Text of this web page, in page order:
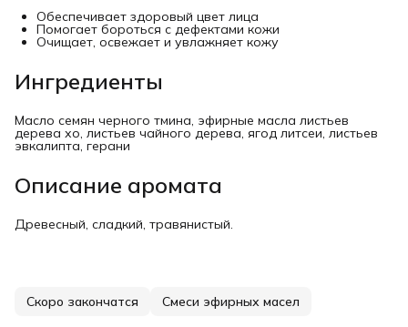
Обеспечивает здоровый цвет лица
Помогает бороться с дефектами кожи
Очищает, освежает и увлажняет кожу
Ингредиенты
Масло семян черного тмина, эфирные масла листьев
дерева хо, листьев чайного дерева, ягод литсеи, листьев
эвкалипта, герани
Описание аромата
Древесный, сладкий, травянистый.
Скоро закончатся Смеси эфирных масел